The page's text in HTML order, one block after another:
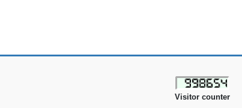
Visitor counter